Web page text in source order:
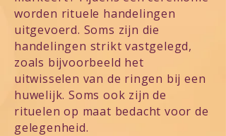
worden rituele handelingen
uitgevoerd. Soms zijn die
handelingen strikt vastgelegd,
zoals bijvoorbeeld het
uitwisselen van de ringen bij een
huwelijk. Soms ook zijn de
rituelen op maat bedacht voor de
gelegenheid.